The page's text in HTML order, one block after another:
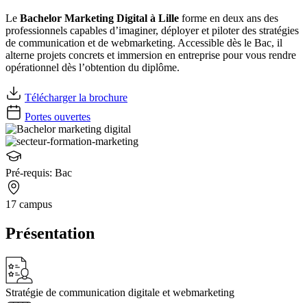
Le Bachelor Marketing Digital à Lille forme en deux ans des
professionnels capables d’imaginer, déployer et piloter des stratégies
de communication et de webmarketing. Accessible dès le Bac, il
alterne projets concrets et immersion en entreprise pour vous rendre
opérationnel dès l’obtention du diplôme.
Télécharger la brochure
Portes ouvertes
Pré-requis: Bac
17 campus
Présentation
Stratégie de communication digitale et webmarketing